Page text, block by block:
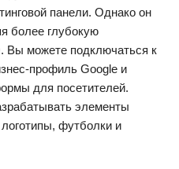
панели. Однако он
более глубокую
Вы можете подключаться к
профиль Google и
для посетителей.
элементы
футболки и